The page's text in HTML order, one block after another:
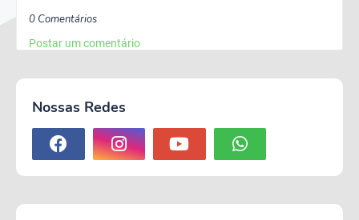
0 Comentários
Postar um comentário
Nossas Redes